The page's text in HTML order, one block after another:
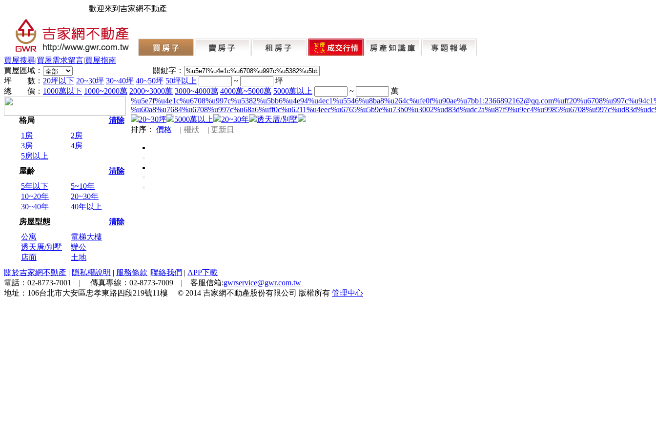
歡迎來到吉家網不動產
買屋搜尋|買屋需求留言|買屋指南
買屋區域：
關鍵字：
坪 數： 20坪以下 20~30坪 30~40坪 40~50坪 50坪以上 ~
坪
總 價： 1000萬以下 1000~2000萬 2000~3000萬 3000~4000萬 4000萬~5000萬 5000萬以上 ~ 萬
格局
清除
1房
2房
3房
4房
5房以上
屋齡
清除
5年以下
5~10年
10~20年
20~30年
30~40年
40年以上
房屋型態
清除
公寓
電梯大樓
透天厝/別墅
辦公
店面
土地
20~30坪
5000萬以上 20~30年
透天厝/別墅
排序： 價格 | 權狀 | 更新日
關於吉家網不動產 | 隱私權說明 | 服務條款 |聯絡我們 | APP下載
電話： 02-8773-7001 | 傳真專線： 02-8773-7009 | 客服信箱:gwrservice@gwr.com.tw
地址： 106台北市大安區忠孝東路四段219號11樓 © 2014 吉家網不動產股份有限公司 版權所有 管理中心